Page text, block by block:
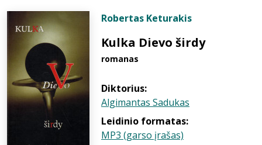
Robertas Keturakis
Kulka Dievo širdy
romanas
Diktorius:
Algimantas Sadukas
Leidinio formatas:
MP3 (garso įrašas)